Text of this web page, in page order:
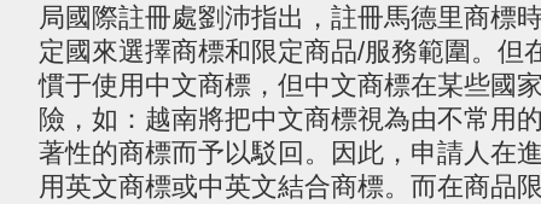
局國際註冊處劉沛指出，註冊馬德里商標
定國來選擇商標和限定商品/服務範圍。但
慣于使用中文商標，但中文商標在某些國
險，如：越南將把中文商標視為由不常用
著性的商標而予以駁回。因此，申請人在
用英文商標或中英文結合商標。而在商品